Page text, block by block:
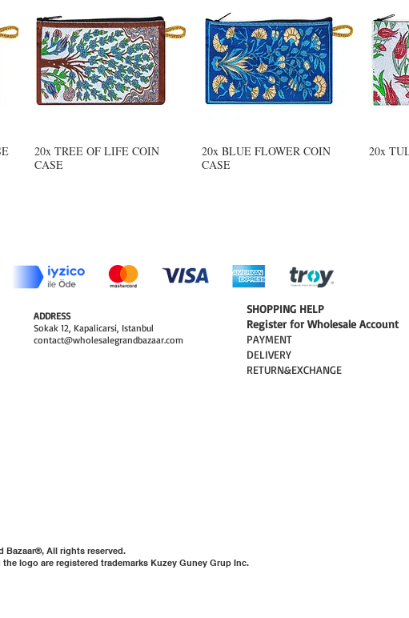
20x العرض السريع
20x BLUE FLOWER COIN
CASE
العرض السريع
20x TREE OF LIFE COIN
CASE
ADDRESS
Sokak 12, Kapalicarsi, Istanbul
contact@wholesalegrandbazaar.com
​SHOPPING HELP
Register for Wholesale Account
PAYMENT​
DELIVERY
RETURN&EXCHANGE
Bazaar®, All rights reserved.
the logo are registered trademarks Kuzey Guney Grup Inc.